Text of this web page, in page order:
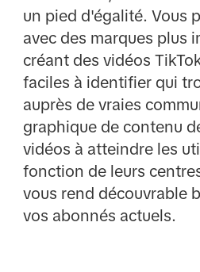
un pied d'égalité. Vous
avec des marques plus
créant des vidéos
faciles à identifier qui
auprès de vraies
graphique de contenu
vidéos à atteindre les
fonction de leurs
vous rend découvrable
vos abonnés actuels.